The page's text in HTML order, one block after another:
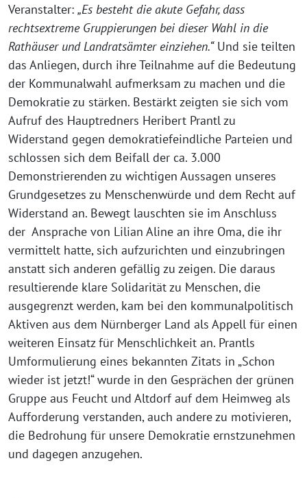
Veranstalter: „Es besteht die akute Gefahr, dass
rechtsextreme Gruppierungen bei dieser Wahl in die
Rathäuser und Landratsämter einziehen.“Und sie teilten
das Anliegen, durch ihre Teilnahme auf die Bedeutung
der Kommunalwahl aufmerksam zu machen und die
Demokratie zu stärken. Bestärkt zeigten sie sich vom
Aufruf des Hauptredners Heribert Prantl zu
Widerstand gegen demokratiefeindliche Parteien und
schlossen sich dem Beifall der ca. 3.000
Demonstrierenden zu wichtigen Aussagen unseres
Grundgesetzes zu Menschenwürde und dem Recht auf
Widerstand an. Bewegt lauschten sie im Anschluss
der Ansprache von Lilian Aline an ihre Oma, die ihr
vermittelt hatte, sich aufzurichten und einzubringen
anstatt sich anderen gefällig zu zeigen. Die daraus
resultierende klare Solidarität zu Menschen, die
ausgegrenzt werden, kam bei den kommunalpolitisch
Aktiven aus dem Nürnberger Land als Appell für einen
weiteren Einsatz für Menschlichkeit an. Prantls
Umformulierung eines bekannten Zitats in „Schon
wieder ist jetzt!“ wurde in den Gesprächen der grünen
Gruppe aus Feucht und Altdorf auf dem Heimweg als
Aufforderung verstanden, auch andere zu motivieren,
die Bedrohung für unsere Demokratie ernstzunehmen
und dagegen anzugehen.